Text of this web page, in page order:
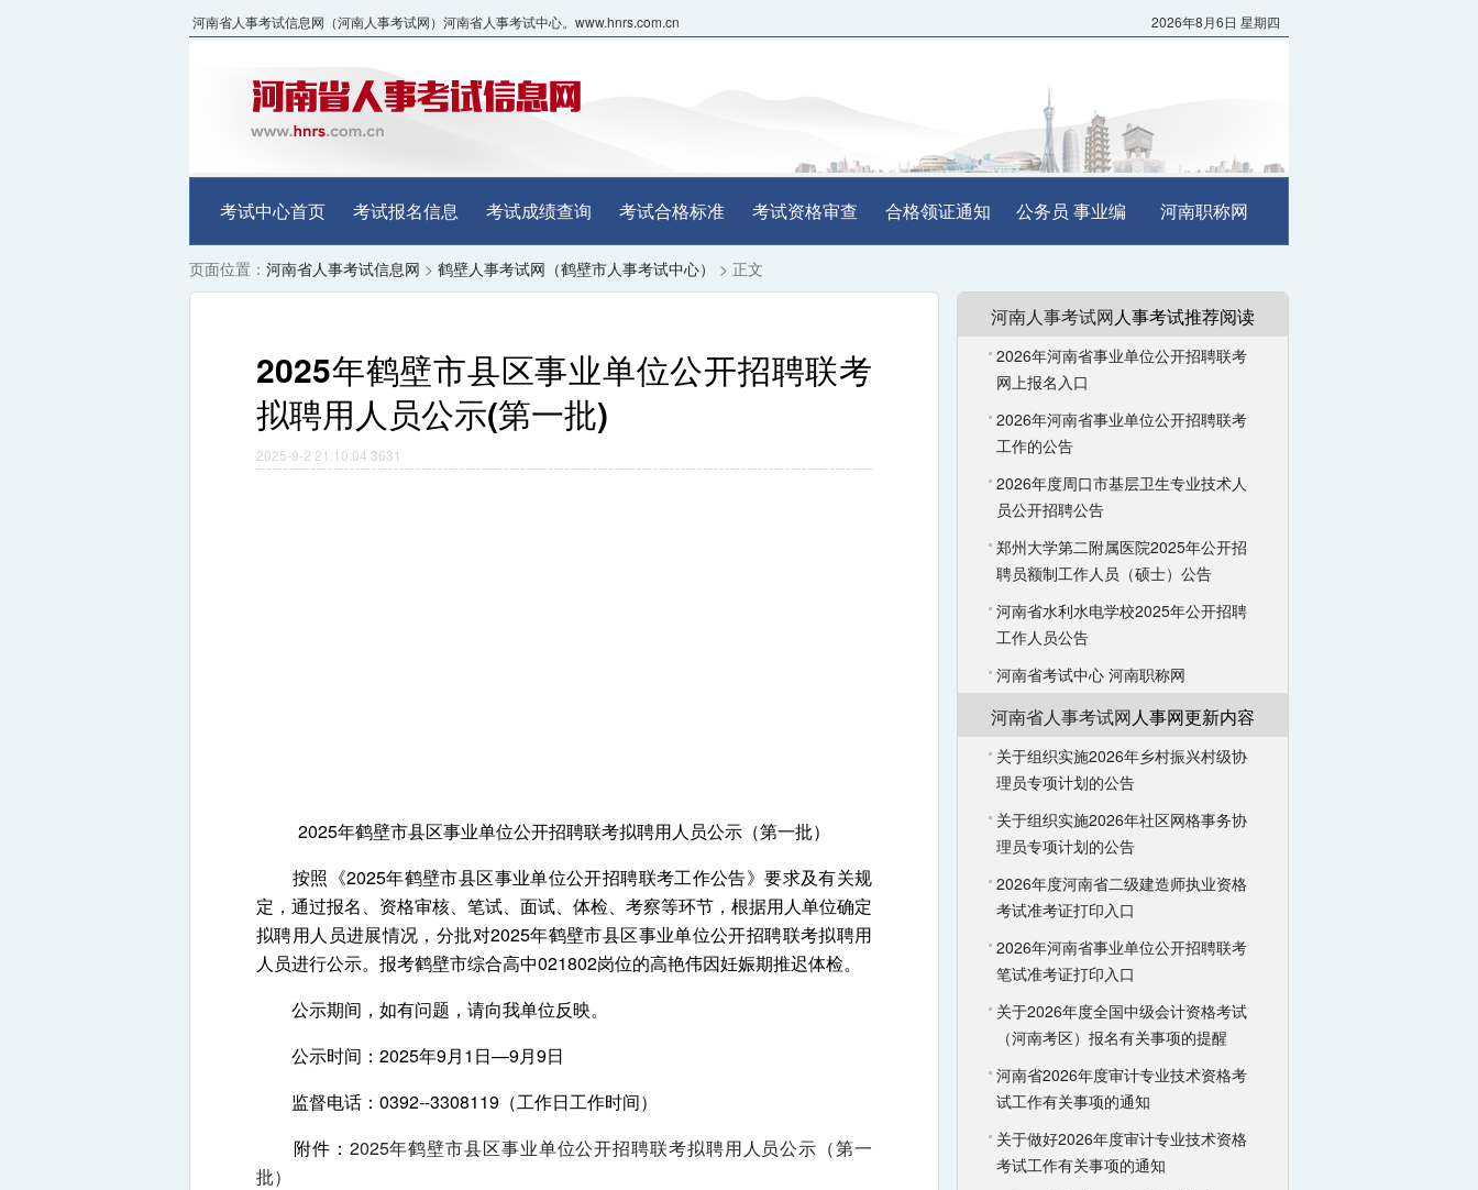
2026年8月6日 星期四
河南省人事考试信息网（河南人事考试网）河南省人事考试中心。www.hnrs.com.cn
考试中心首页 考试报名信息 考试成绩查询 考试合格标准 考试资格审查 合格领证通知 公务员 事业编 河南职称网
页面位置： 河南省人事考试信息网 > 鹤壁人事考试网（鹤壁市人事考试中心） > 正文
2025年鹤壁市县区事业单位公开招聘联考
拟聘用人员公示(第一批)
2025-9-2 21:10:04 3631
2025年鹤壁市县区事业单位公开招聘联考拟聘用人员公示（第一批）
按照《2025年鹤壁市县区事业单位公开招聘联考工作公告》要求及有关规
定，通过报名、资格审核、笔试、面试、体检、考察等环节，根据用人单位确定
拟聘用人员进展情况，分批对2025年鹤壁市县区事业单位公开招聘联考拟聘用
人员进行公示。报考鹤壁市综合高中021802岗位的高艳伟因妊娠期推迟体检。
公示期间，如有问题，请向我单位反映。
公示时间：2025年9月1日—9月9日
监督电话：0392--3308119（工作日工作时间）
附件： 2025年鹤壁市县区事业单位公开招聘联考拟聘用人员公示（第一
批）
河南人事考试网人事考试推荐阅读
2026年河南省事业单位公开招聘联考
网上报名入口
2026年河南省事业单位公开招聘联考
工作的公告
2026年度周口市基层卫生专业技术人
员公开招聘公告
郑州大学第二附属医院2025年公开招
聘员额制工作人员（硕士）公告
河南省水利水电学校2025年公开招聘
工作人员公告
河南省考试中心 河南职称网
河南省人事考试网人事网更新内容
关于组织实施2026年乡村振兴村级协
理员专项计划的公告
关于组织实施2026年社区网格事务协
理员专项计划的公告
2026年度河南省二级建造师执业资格
考试准考证打印入口
2026年河南省事业单位公开招聘联考
笔试准考证打印入口
关于2026年度全国中级会计资格考试
（河南考区）报名有关事项的提醒
河南省2026年度审计专业技术资格考
试工作有关事项的通知
关于做好2026年度审计专业技术资格
考试工作有关事项的通知